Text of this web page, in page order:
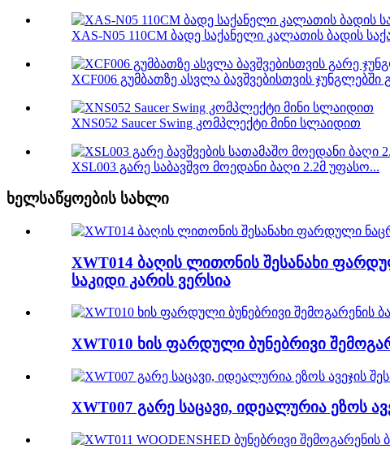
XAS-N05 110CM ბადე საქანელი კალათის ბადის
XCF006 გუმბათზე ასვლა ბავშვებისთვის
XNS052 Saucer Swing კომპლექტი მინი სლაიდით
XSL003 გარე საბავშვო მოედანი ბაღი 2.2მ უფასო...
ხელსაწყოების სახლი
XWT014 ბაღის ლითონის შესანახი
საკიდი კარის ვერსია
XWT010 ხის ფარდული ბუნებრივი
XWT007 გარე საცავი, იდეალურია ეზოს